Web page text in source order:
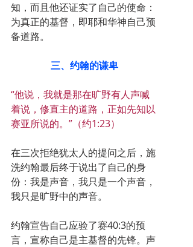
知，而且他还证实了自己的使命：
为真正的基督，即耶和华神自己预
备道路。
三、约翰的谦卑
“他说，我就是那在旷野有人声喊
着说，修直主的道路，正如先知以
赛亚所说的。”（约1:23）
在三次拒绝犹太人的提问之后，施
洗约翰最后终于说出了自己的身
份：我是声音，我只是一个声音，
我只是旷野中的声音。
约翰宣告自己应验了赛40:3的预
言，宣称自己是主基督的先锋。声